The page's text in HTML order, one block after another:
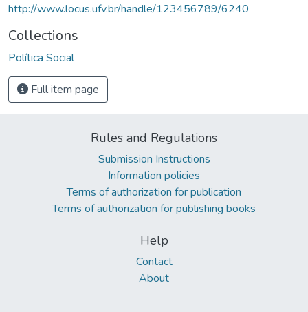
http://www.locus.ufv.br/handle/123456789/6240
Collections
Política Social
Full item page
Rules and Regulations
Submission Instructions
Information policies
Terms of authorization for publication
Terms of authorization for publishing books
Help
Contact
About